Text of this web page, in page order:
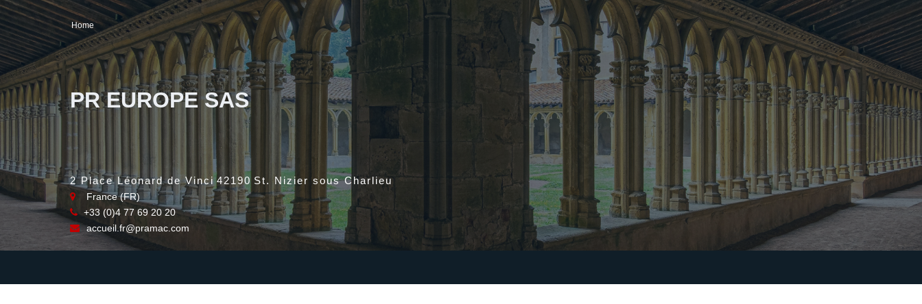
Home
PR EUROPE SAS
2 Place Léonard de Vinci 42190 St. Nizier sous Charlieu
France (FR)
+33 (0)4 77 69 20 20
accueil.fr@pramac.com